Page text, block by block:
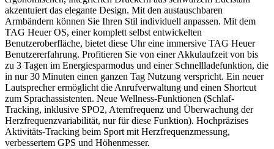
akzentuiert das elegante Design. Mit den austauschbaren
Armbändern können Sie Ihren Stil individuell anpassen. Mit dem
TAG Heuer OS, einer komplett selbst entwickelten
Benutzeroberfläche, bietet diese Uhr eine immersive TAG Heuer
Benutzererfahrung. Profitieren Sie von einer Akkulaufzeit von bis
zu 3 Tagen im Energiesparmodus und einer Schnellladefunktion, die
in nur 30 Minuten einen ganzen Tag Nutzung verspricht. Ein neuer
Lautsprecher ermöglicht die Anrufverwaltung und einen Shortcut
zum Sprachassistenten. Neue Wellness-Funktionen (Schlaf-
Tracking, inklusive SPO2, Atemfrequenz und Überwachung der
Herzfrequenzvariabilität, nur für diese Funktion). Hochpräzises
Aktivitäts-Tracking beim Sport mit Herzfrequenzmessung,
verbessertem GPS und Höhenmesser.